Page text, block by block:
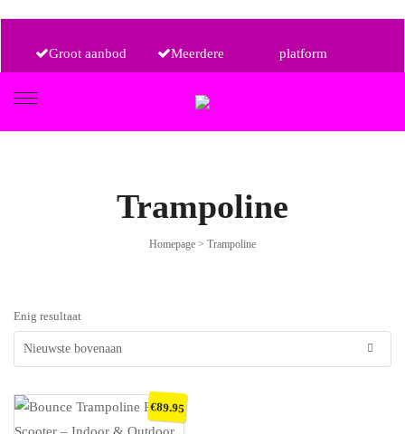
Groot aanbod
Meerdere
platform
Trampoline
Homepage > Trampoline
Enig resultaat
€89.95